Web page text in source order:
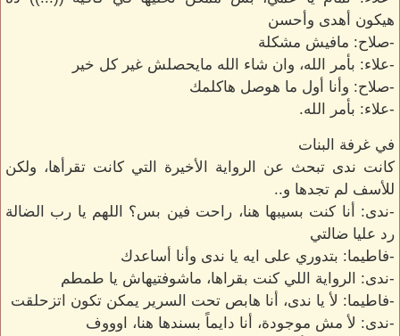
هيكون أهدى وأحسن
-صلاح: مافيش مشكلة
-علاء: بأمر الله، وان شاء الله مايحصلش غير كل خير
-صلاح: وأنا أول ما هوصل هاكلمك
-علاء: بأمر الله.
في غرفة البنات
كانت ندى تبحث عن الرواية الأخيرة التي كانت تقرأها، ولكن
للأسف لم تجدها و..
-ندى: أنا كنت بسيبها هنا، راحت فين بس؟ اللهم يا رب الضالة
رد عليا ضالتي
-فاطيما: بتدوري على ايه يا ندى وأنا أساعدك
-ندى: الرواية اللي كنت بقراها، ماشوفتيهاش يا طمطم
-فاطيما: لأ يا ندى، أنا هابص تحت السرير يمكن تكون اتزحلقت
-ندى: لأ مش موجودة، أنا دايماً بسندها هنا، اوووف